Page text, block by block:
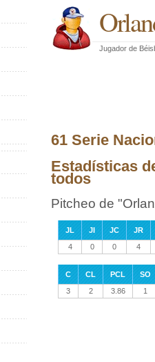
Jugador de
61 Serie
Estadísticas
todos
Pitcheo de
JL JI JC JR
4
0 0 4
C CL PCL SO
3
2 3.86 1